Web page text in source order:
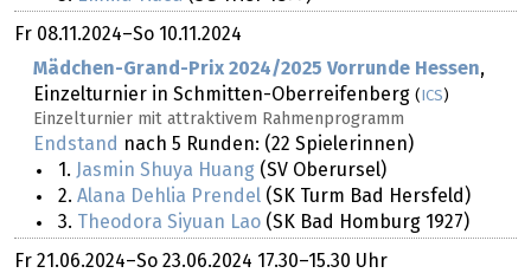
Fr 08.11.2024–So 10.11.2024
Mädchen-Grand-Prix 2024/2025 Vorrunde Hessen,
Einzelturnier in Schmitten-Oberreifenberg ( ICS)
Einzelturnier mit attraktivem Rahmenprogramm
Endstand nach 5 Runden: (22 Spielerinnen)
1.
Jasmin Shuya Huang(SV Oberursel)
2. Alana Dehlia Prendel(SK Turm Bad Hersfeld)
3. Theodora Siyuan Lao(SK Bad Homburg 1927)
Fr 21.06.2024–So 23.06.2024 17.30–15.30 Uhr